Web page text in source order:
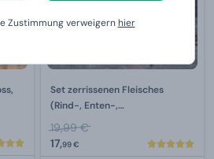
Zustimmung verweigernhier
Set zerrissenen Fleisches
(Rind-, Enten-,
Schweinefleisch)
19,99 €
17,99 €